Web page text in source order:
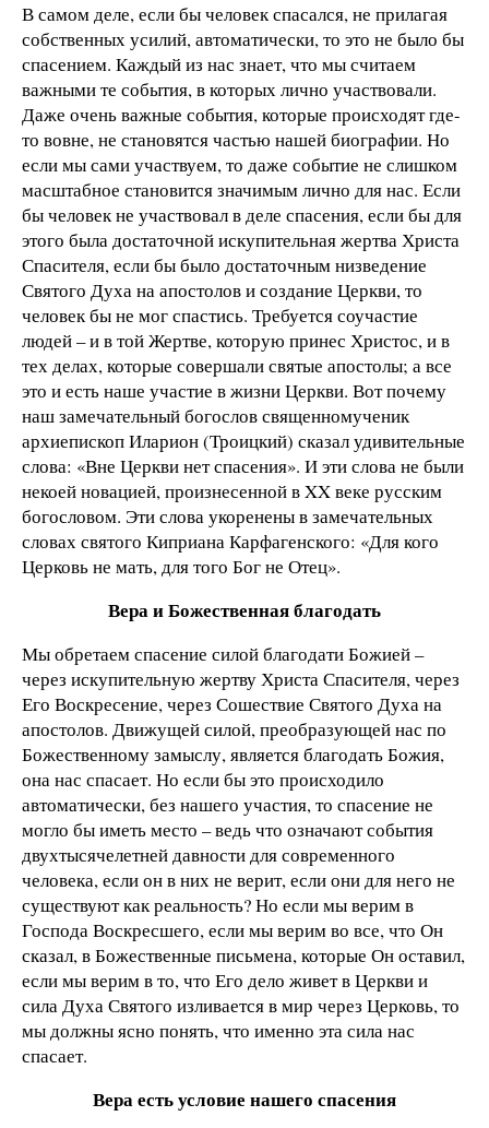
В самом деле, если бы человек спасался, не прилагая
собственных усилий, автоматически, то это не было бы
спасением. Каждый из нас знает, что мы считаем
важными те события, в которых лично участвовали.
Даже очень важные события, которые происходят где-
то вовне, не становятся частью нашей биографии. Но
если мы сами участвуем, то даже событие не слишком
масштабное становится значимым лично для нас. Если
бы человек не участвовал в деле спасения, если бы для
этого была достаточной искупительная жертва Христа
Спасителя, если бы было достаточным низведение
Святого Духа на апостолов и создание Церкви, то
человек бы не мог спастись. Требуется соучастие
людей – и в той Жертве, которую принес Христос, и в
тех делах, которые совершали святые апостолы; а все
это и есть наше участие в жизни Церкви. Вот почему
наш замечательный богослов священномученик
архиепископ Иларион (Троицкий) сказал удивительные
слова: «Вне Церкви нет спасения». И эти слова не были
некоей новацией, произнесенной в XX веке русским
богословом. Эти слова укоренены в замечательных
словах святого Киприана Карфагенского: «Для кого
Церковь не мать, для того Бог не Отец».
Вера и Божественная благодать
Мы обретаем спасение силой благодати Божией –
через искупительную жертву Христа Спасителя, через
Его Воскресение, через Сошествие Святого Духа на
апостолов. Движущей силой, преобразующей нас по
Божественному замыслу, является благодать Божия,
она нас спасает. Но если бы это происходило
автоматически, без нашего участия, то спасение не
могло бы иметь место – ведь что означают события
двухтысячелетней давности для современного
человека, если он в них не верит, если они для него не
существуют как реальность? Но если мы верим в
Господа Воскресшего, если мы верим во все, что Он
сказал, в Божественные письмена, которые Он оставил,
если мы верим в то, что Его дело живет в Церкви и
сила Духа Святого изливается в мир через Церковь, то
мы должны ясно понять, что именно эта сила нас
спасает.
Вера есть условие нашего спасения